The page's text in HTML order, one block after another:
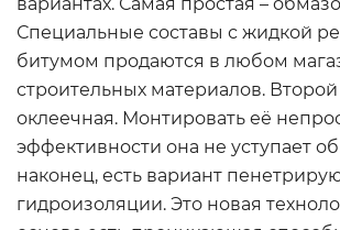
Специальные составы с жидкой
битумом продаются в любом
строительных материалов. Второй
оклеечная. Монтировать её
эффективности она не уступает
наконец, есть вариант
гидроизоляции. Это новая